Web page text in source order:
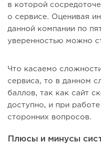
в которой
о сервисе. Оценивая
данной компании по
уверенностью можно
Что касаемо
сервиса, то в данном
баллов, так как сайт
доступно, и при
сторонних вопросов.
Плюсы и минусы